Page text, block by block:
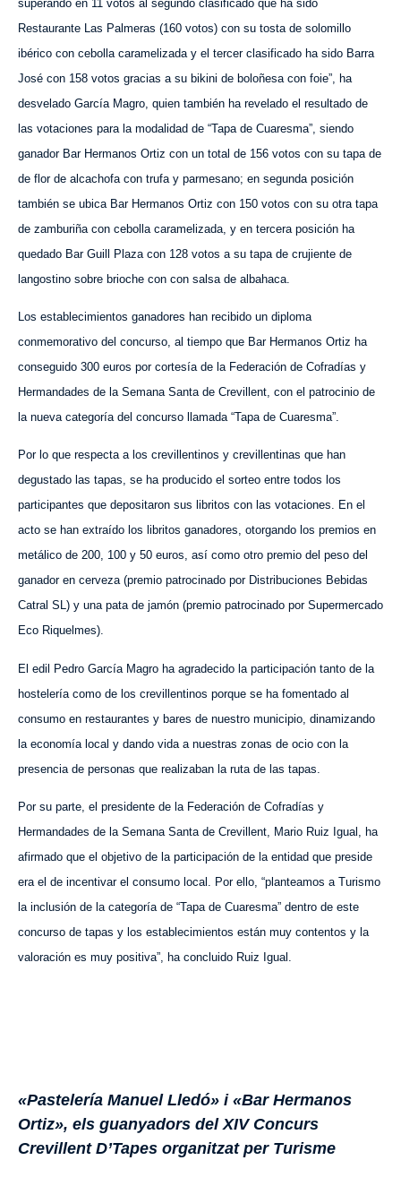
superando en 11 votos al segundo clasificado que ha sido
Restaurante Las Palmeras (160 votos) con su tosta de solomillo
ibérico con cebolla caramelizada y el tercer clasificado ha sido Barra
José con 158 votos gracias a su bikini de boloñesa con foie”, ha
desvelado García Magro, quien también ha revelado el resultado de
las votaciones para la modalidad de “Tapa de Cuaresma”, siendo
ganador Bar Hermanos Ortiz con un total de 156 votos con su tapa de
de flor de alcachofa con trufa y parmesano; en segunda posición
también se ubica Bar Hermanos Ortiz con 150 votos con su otra tapa
de zamburiña con cebolla caramelizada, y en tercera posición ha
quedado Bar Guill Plaza con 128 votos a su tapa de crujiente de
langostino sobre brioche con con salsa de albahaca.
Los establecimientos ganadores han recibido un diploma
conmemorativo del concurso, al tiempo que Bar Hermanos Ortiz ha
conseguido 300 euros por cortesía de la Federación de Cofradías y
Hermandades de la Semana Santa de Crevillent, con el patrocinio de
la nueva categoría del concurso llamada “Tapa de Cuaresma”.
Por lo que respecta a los crevillentinos y crevillentinas que han
degustado las tapas, se ha producido el sorteo entre todos los
participantes que depositaron sus libritos con las votaciones. En el
acto se han extraído los libritos ganadores, otorgando los premios en
metálico de 200, 100 y 50 euros, así como otro premio del peso del
ganador en cerveza (premio patrocinado por Distribuciones Bebidas
Catral SL) y una pata de jamón (premio patrocinado por Supermercado
Eco Riquelmes).
El edil Pedro García Magro ha agradecido la participación tanto de la
hostelería como de los crevillentinos porque se ha fomentado al
consumo en restaurantes y bares de nuestro municipio, dinamizando
la economía local y dando vida a nuestras zonas de ocio con la
presencia de personas que realizaban la ruta de las tapas.
Por su parte, el presidente de la Federación de Cofradías y
Hermandades de la Semana Santa de Crevillent, Mario Ruiz Igual, ha
afirmado que el objetivo de la participación de la entidad que preside
era el de incentivar el consumo local. Por ello, “planteamos a Turismo
la inclusión de la categoría de “Tapa de Cuaresma” dentro de este
concurso de tapas y los establecimientos están muy contentos y la
valoración es muy positiva”, ha concluido Ruiz Igual.
«Pastelería Manuel Lledó» i «Bar Hermanos
Ortiz», els guanyadors del XIV Concurs
Crevillent D’Tapes organitzat per Turisme